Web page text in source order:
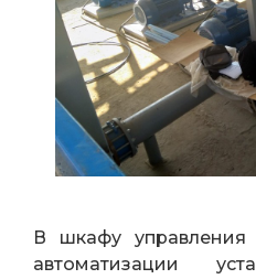
В шкафу управления
автоматизации